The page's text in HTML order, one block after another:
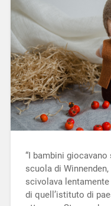
“I bambini
scuola di
scivolava
di quell’istituto di